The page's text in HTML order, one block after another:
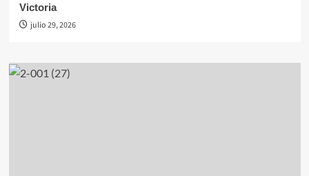
Victoria
julio 29, 2026